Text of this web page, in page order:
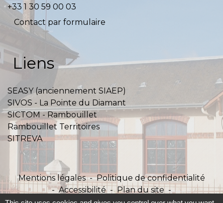
+33 1 30 59 00 03
Contact par formulaire
Liens
SEASY (anciennement SIAEP)
SIVOS - La Pointe du Diamant
SICTOM - Rambouillet
Rambouillet Territoires
SITREVA
Mentions légales - Politique de confidentialité
- Accessibilité - Plan du site -